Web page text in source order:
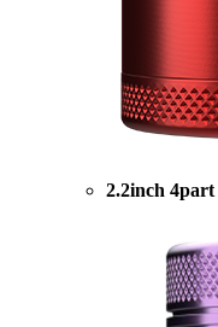
2.2inch